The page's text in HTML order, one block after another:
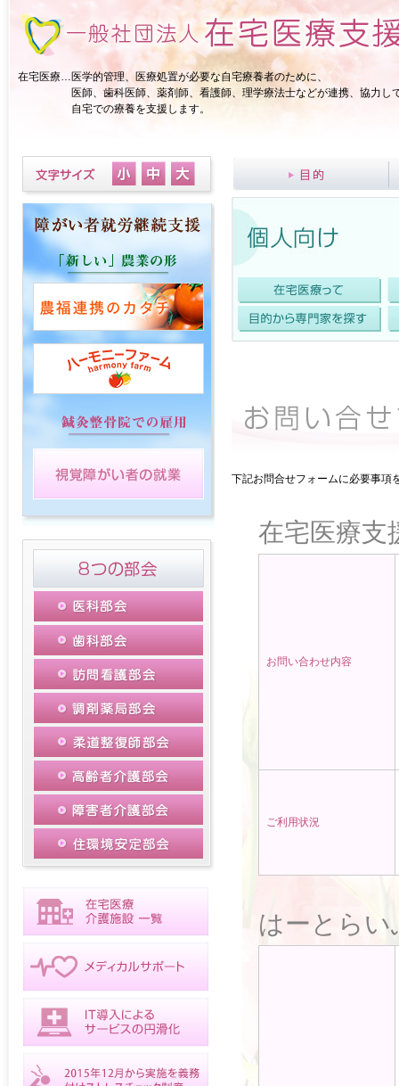
在宅医療…医学的管理、医療処置が必要な自宅療養者のために、
医師、歯科医師、薬剤師、看護師、理学療法士などが連携、協力し
自宅での療養を支援します。
下記お問合せフォームに必要事
在宅医療支
お問い合わせ内容
ご利用状況
はーとら